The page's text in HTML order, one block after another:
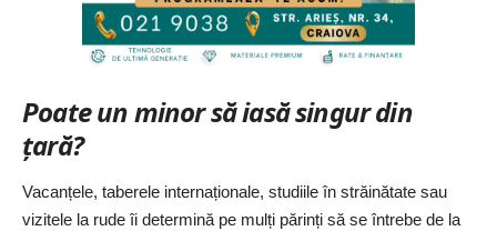
Poate un minor să iasă singur din
țară?
Vacanțele, taberele internaționale, studiile în străinătate sau
vizitele la rude îi determină pe mulți părinți să se întrebe de la